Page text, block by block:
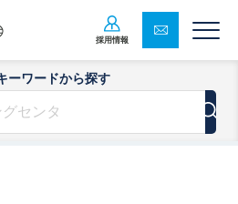
採用情報
ーワードから探す